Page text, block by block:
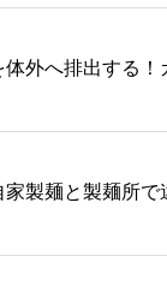
外へ排出する！
家製麺と製麺所で